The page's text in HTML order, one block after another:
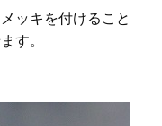
ッキを付けること
す。